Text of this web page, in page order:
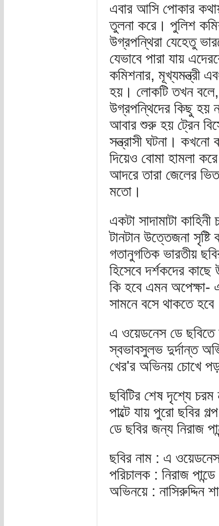
এবার আসি পোকার
তুলনা করে। পুলিশ
উগ্রপন্থিরা যেহেতু
যেভাবে পারা যায়
কমিশনার, মূখ্যমন্ত্রী
হয়। লোকটি তখন বলে,
উগ্রপন্থিদের কিছু হয়
আবার শুরু হয় ট্রেন
সন্ত্রাসী ঘটনা। কখনো
দিয়েও বোমা হামলা
আদরে তারা জেলের
মতো।
একটা সাদামাটা
টানটান উত্তেজনা
গতানুগতিক ভারতীয়
হিসেবে দর্শকদের
কি হবে এমন অপেক্ষা-
সামনে বসে থাকতে
এ ওয়েডনেস ডে ছবিতে
স্বভাবসুলভ দুর্দান্ত
খের'র অভিনয় চোখে
ছবিটির শেষ দৃশ্যে
পাল্টে যায় পুরো ছবির
ডে ছবির জন্য নিরাজ
ছবির নাম : এ
পরিচালক : নিরাজ পান্ডে
অভিনয়ে : নাসিরুদ্দিন